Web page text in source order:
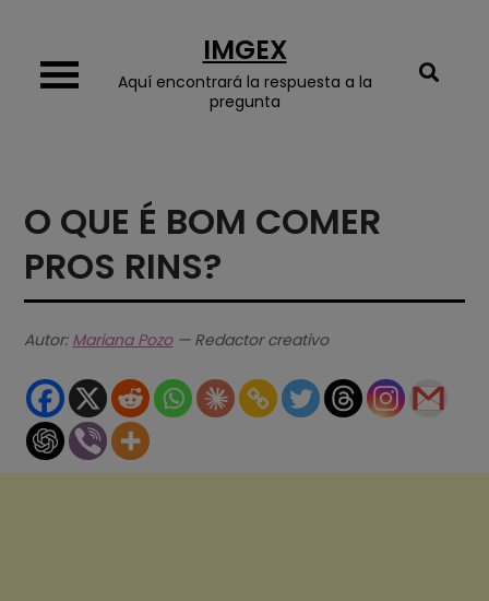
content
IMGEX
Aquí encontrará la respuesta a la
pregunta
O QUE É BOM COMER
PROS RINS?
Autor: Mariana Pozo— Redactor creativo